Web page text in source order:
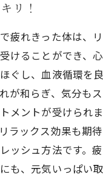
リ！
疲れきった体は、
けることができ、
ぐし、血液循環を
が和らぎ、気分も
メントが受けられ
ラックス効果も期
ッシュ方法です。
も、元気いっぱい